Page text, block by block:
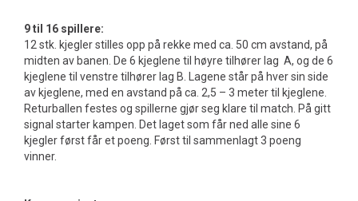
9 til 16 spillere:
12 stk. kjegler stilles opp på rekke med ca. 50 cm avstand, på
midten av banen. De 6 kjeglene til høyre tilhører lag A, og de 6
kjeglene til venstre tilhører lag B. Lagene står på hver sin side
av kjeglene, med en avstand på ca. 2,5 – 3 meter til kjeglene.
Returballen festes og spillerne gjør seg klare til match. På gitt
signal starter kampen. Det laget som får ned alle sine 6
kjegler først får et poeng. Først til sammenlagt 3 poeng
vinner.